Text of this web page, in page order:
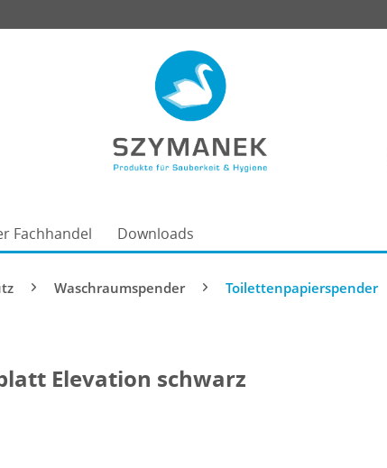
Fachhandel Downloads
Waschraumspender Toilettenpapierspender
Elevation schwarz